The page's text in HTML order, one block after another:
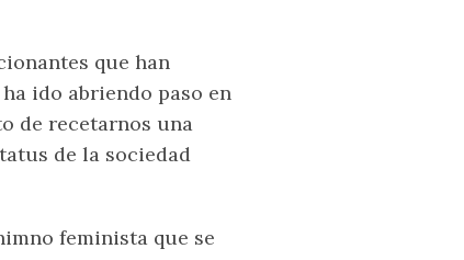
que han
ido abriendo paso en
de recetarnos una
de la sociedad
feminista que se